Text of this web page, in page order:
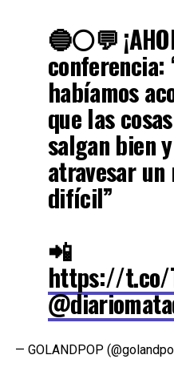
🔵⚪️💬
conferencia:
habíamos
que las
salgan bien
atravesar un
difícil”
📲
https://t.co/
— GOLANDPOP